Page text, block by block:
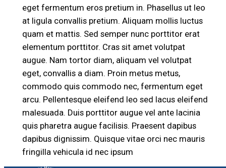
eget fermentum eros pretium in. Phasellus ut leo
at ligula convallis pretium. Aliquam mollis luctus
quam et mattis. Sed semper nunc porttitor erat
elementum porttitor. Cras sit amet volutpat
augue. Nam tortor diam, aliquam vel volutpat
eget, convallis a diam. Proin metus metus,
commodo quis commodo nec, fermentum eget
arcu. Pellentesque eleifend leo sed lacus eleifend
malesuada. Duis porttitor augue vel ante lacinia
quis pharetra augue facilisis. Praesent dapibus
dapibus dignissim. Quisque vitae orci nec mauris
fringilla vehicula id nec ipsum